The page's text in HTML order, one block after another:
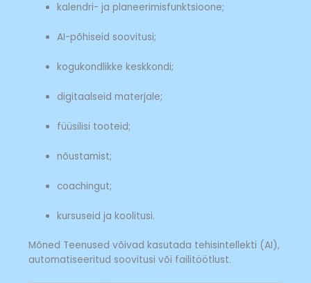
kalendri- ja planeerimisfunktsioone;
AI-põhiseid soovitusi;
kogukondlikke keskkondi;
digitaalseid materjale;
füüsilisi tooteid;
nõustamist;
coachingut;
kursuseid ja koolitusi.
Mõned Teenused võivad kasutada tehisintellekti (AI),
automatiseeritud soovitusi või failitöötlust.